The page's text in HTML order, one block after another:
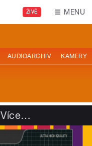
ŽIVĚ MENU
AUDIOARCHIV KAMERY
Více…